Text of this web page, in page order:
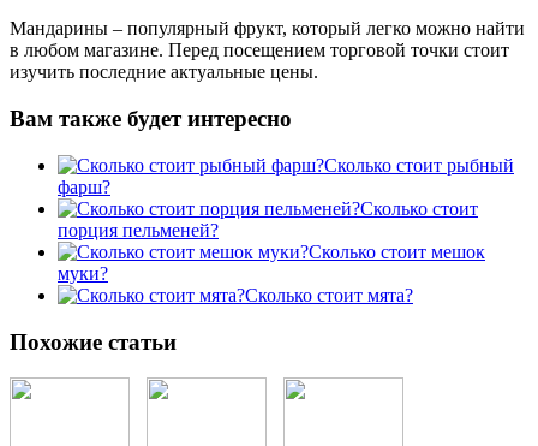
Мандарины – популярный фрукт, который легко можно найти
в любом магазине. Перед посещением торговой точки стоит
изучить последние актуальные цены.
Вам также будет интересно
Сколько стоит рыбный
фарш?
Сколько стоит
порция пельменей?
Сколько стоит мешок
муки?
Сколько стоит мята?
Похожие статьи